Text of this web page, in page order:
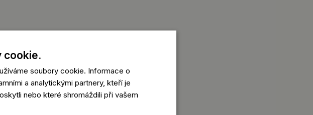
cookie.
soubory cookie. Informace o
a analytickými partnery, kteří je
nebo které shromáždili při vašem